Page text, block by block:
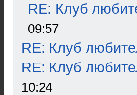
RE: Клуб
09:57
RE: Клуб
RE: Клуб
10:24